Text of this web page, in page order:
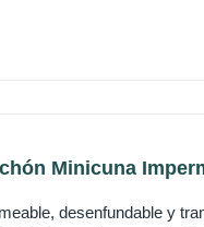
Minicuna
desenfundable y